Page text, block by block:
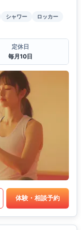
シャワー
ロッカー
定休日
毎月10日
体験・相談予約